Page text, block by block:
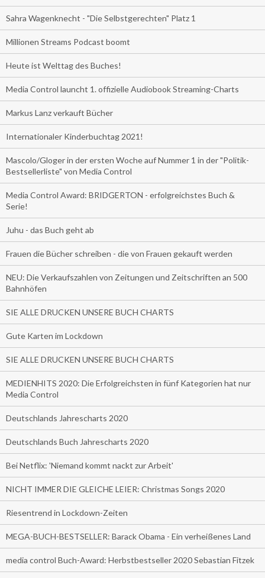
Sahra Wagenknecht - "Die Selbstgerechten" Platz 1
Millionen Streams Podcast boomt
Heute ist Welttag des Buches!
Media Control launcht 1. offizielle Audiobook Streaming-Charts
Markus Lanz verkauft Bücher
Internationaler Kinderbuchtag 2021!
Mascolo/Gloger in der ersten Woche auf Nummer 1 in der "Politik-
Bestsellerliste" von Media Control
Media Control Award: BRIDGERTON - erfolgreichstes Buch &
Serie!
Juhu - das Buch geht ab
Frauen die Bücher schreiben - die von Frauen gekauft werden
NEU: Die Verkaufszahlen von Zeitungen und Zeitschriften an 500
Bahnhöfen
SIE ALLE DRUCKEN UNSERE BUCH CHARTS
Gute Karten im Lockdown
SIE ALLE DRUCKEN UNSERE BUCH CHARTS
MEDIENHITS 2020: Die Erfolgreichsten in fünf Kategorien hat nur
Media Control
Deutschlands Jahrescharts 2020
Deutschlands Buch Jahrescharts 2020
Bei Netflix: 'Niemand kommt nackt zur Arbeit'
NICHT IMMER DIE GLEICHE LEIER: Christmas Songs 2020
Riesentrend in Lockdown-Zeiten
MEGA-BUCH-BESTSELLER: Barack Obama - Ein verheißenes Land
media control Buch-Award: Herbstbestseller 2020 Sebastian Fitzek